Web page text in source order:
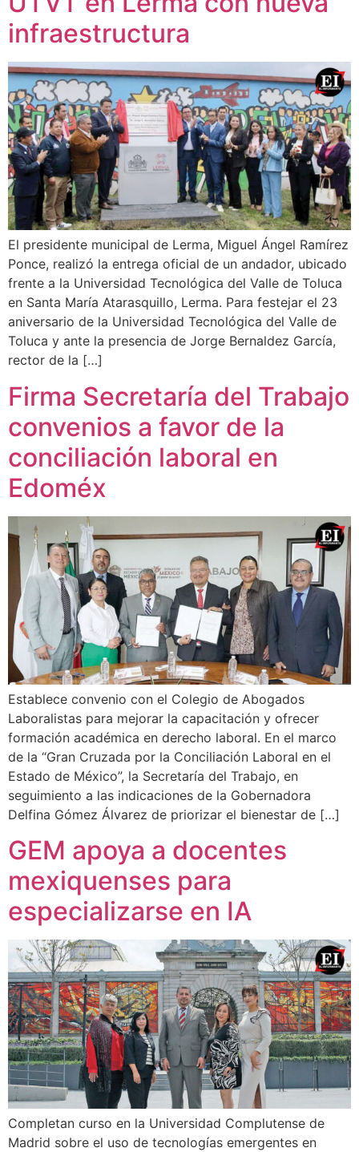
infraestructura
El presidente municipal de Lerma, Miguel Ángel Ramírez
Ponce, realizó la entrega oficial de un andador, ubicado
frente a la Universidad Tecnológica del Valle de Toluca
en Santa María Atarasquillo, Lerma. Para festejar el 23
aniversario de la Universidad Tecnológica del Valle de
Toluca y ante la presencia de Jorge Bernaldez García,
rector de la […]
Firma Secretaría del Trabajo
convenios a favor de la
conciliación laboral en
Edoméx
Establece convenio con el Colegio de Abogados
Laboralistas para mejorar la capacitación y ofrecer
formación académica en derecho laboral. En el marco
de la “Gran Cruzada por la Conciliación Laboral en el
Estado de México”, la Secretaría del Trabajo, en
seguimiento a las indicaciones de la Gobernadora
Delfina Gómez Álvarez de priorizar el bienestar de […]
GEM apoya a docentes
mexiquenses para
especializarse en IA
Completan curso en la Universidad Complutense de
Madrid sobre el uso de tecnologías emergentes en